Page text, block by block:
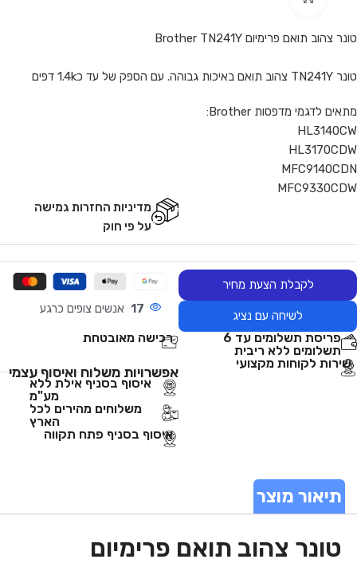
טונר צהוב תואם פרימיום Brother TN241Y
טונר TN241Y צהוב תואם באיכות גבוהה. עם הספק של עד כ1.4k דפים
מתאים לדגמי מדפסות Brother:
HL3140CW
HL3170CDW
MFC9140CDN
MFC9330CDW
מדיניות החזרות גמישה
על פי חוק
לקבלת הצעת מחיר
לשיחה עם נציג 17 אנשים צופים כרגע
פריסת תשלומים עד 6
תשלומים ללא ריבית
רכישה מאובטחת
שירות לקוחות מקצועי
אפשרויות משלוח ואיסוף עצמי
איסוף בסניף אילת ללא
מע"מ
משלוחים מהירים לכל
הארץ
איסוף בסניף פתח תקווה
תיאור מוצר
טונר צהוב תואם פרימיום